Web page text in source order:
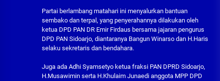
Partai berlambang matahari ini menyalurkan bantuan
sembako dan terpal, yang penyerahannya dilakukan oleh
ketua DPD PAN DR Emir Firdaus bersama jajaran pengurus
DPD PAN Sidoarjo, diantaranya Bangun Winarso dan H.Haris
selaku sekretaris dan bendahara.
Juga ada Adhi Syamsetyo ketua fraksi PAN DPRD Sidoarjo,
H.Musawimin serta H.Khulaim Junaedi anggota MPP DPD